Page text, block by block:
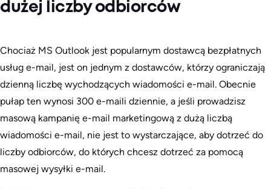
dużej liczby odbiorców
Chociaż MS Outlook jest popularnym dostawcą bezpłatnych
usług e-mail, jest on jednym z dostawców, którzy ograniczają
dzienną liczbę wychodzących wiadomości e-mail. Obecnie
pułap ten wynosi 300 e-maili dziennie, a jeśli prowadzisz
masową kampanię e-mail marketingową z dużą liczbą
wiadomości e-mail, nie jest to wystarczające, aby dotrzeć do
liczby odbiorców, do których chcesz dotrzeć za pomocą
masowej wysyłki e-mail.